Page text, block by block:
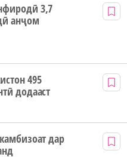
3,7
анҷом
495
додааст
дар